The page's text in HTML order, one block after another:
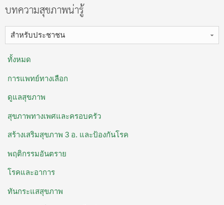
บทความสุขภาพน่ารู้
สำหรับประชาชน
ทั้งหมด
การแพทย์ทางเลือก
ดูแลสุขภาพ
สุขภาพทางเพศและครอบครัว
สร้างเสริมสุขภาพ 3 อ. ​และป้องกันโรค
พฤติกรรมอันตราย
โรคและอาการ
ทันกระแสสุขภาพ